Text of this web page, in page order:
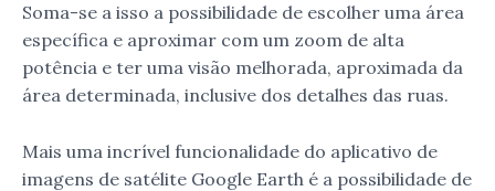
Soma-se a isso a possibilidade de escolher uma área
específica e aproximar com um zoom de alta
potência e ter uma visão melhorada, aproximada da
área determinada, inclusive dos detalhes das ruas.
Mais uma incrível funcionalidade do aplicativo de
imagens de satélite Google Earth é a possibilidade de